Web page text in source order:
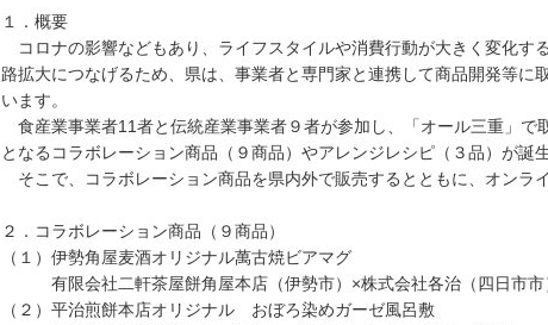
１．概要
コロナの影響などもあり、ライフスタイルや消費行動が大きく変化す
路拡大につなげるため、県は、事業者と専門家と連携して商品開発等に
います。
食産業事業者11者と伝統産業事業者９者が参加し、「オール三重」で
となるコラボレーション商品（９商品）やアレンジレシピ（３品）が誕生
そこで、コラボレーション商品を県内外で販売するとともに、オンラ
２．コラボレーション商品（９商品）
（１）伊勢角屋麦酒オリジナル萬古焼ビアマグ
有限会社二軒茶屋餅角屋本店（伊勢市）×株式会社各治（四日
（２）平治煎餅本店オリジナル おぼろ染めガーゼ風呂敷